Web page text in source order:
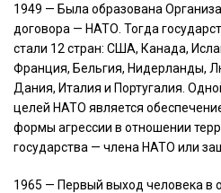
1949 — Была образована
договора — НАТО. Тогда
стали 12 стран: США, Канада,
Франция, Бельгия, Нидерланды,
Дания, Италия и Португалия.
целей НАТО является
формы агрессии в отношении
государства — члена НАТО или
1965 — Первый выход человека в